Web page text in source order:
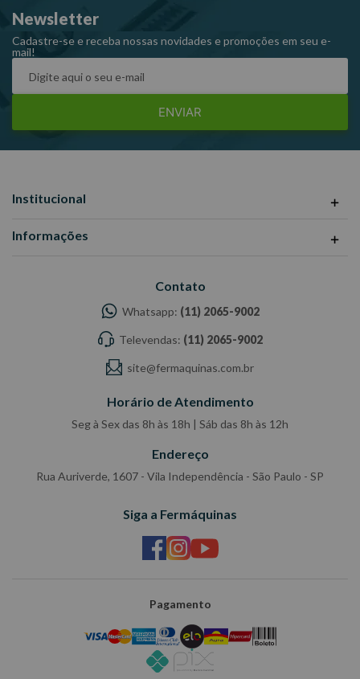
Newsletter
Cadastre-se e receba nossas novidades e promoções em seu e-
mail!
ENVIAR
Institucional
Informações
Contato
Whatsapp: (11) 2065-9002
Televendas: (11) 2065-9002
site@fermaquinas.com.br
Horário de Atendimento
Seg à Sex das 8h às 18h | Sáb das 8h às 12h
Endereço
Rua Auriverde, 1607 - Vila Independência - São Paulo - SP
Siga a Fermáquinas
Pagamento